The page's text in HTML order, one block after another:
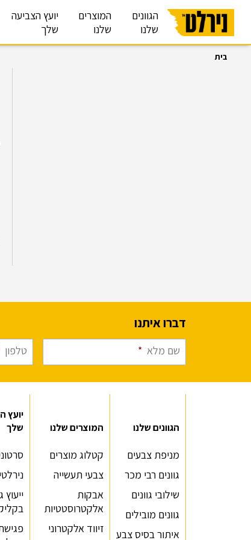
הגוונים
שלנו
המוצרים
שלנו
יועץ הצביעה
שלך
בית
דברו איתנו
שם מלא * טלפון
הגוונים שלנו
מניפת צבעים
גוונים רבי מכר
שילובי גוונים
גוונים מובילים
איתור בסיס צבע
המוצרים שלנו
קטלוג מוצרים
צבעי תעשייה
אבקות
אלקטרוסטטיות
זיווד אלקטרוני
יועץ
שלך
ייעוץ